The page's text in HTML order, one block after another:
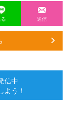
送信
信中
よう！